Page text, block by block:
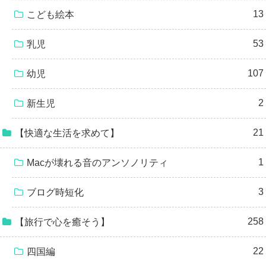
こども絵本 13
乳児 53
幼児 107
新生児 2
【快適な生活を求めて】 21
Macが壊れる音のアンソノリティ 1
ブログ時短化 3
【旅行で心を癒そう】 258
四国編 22